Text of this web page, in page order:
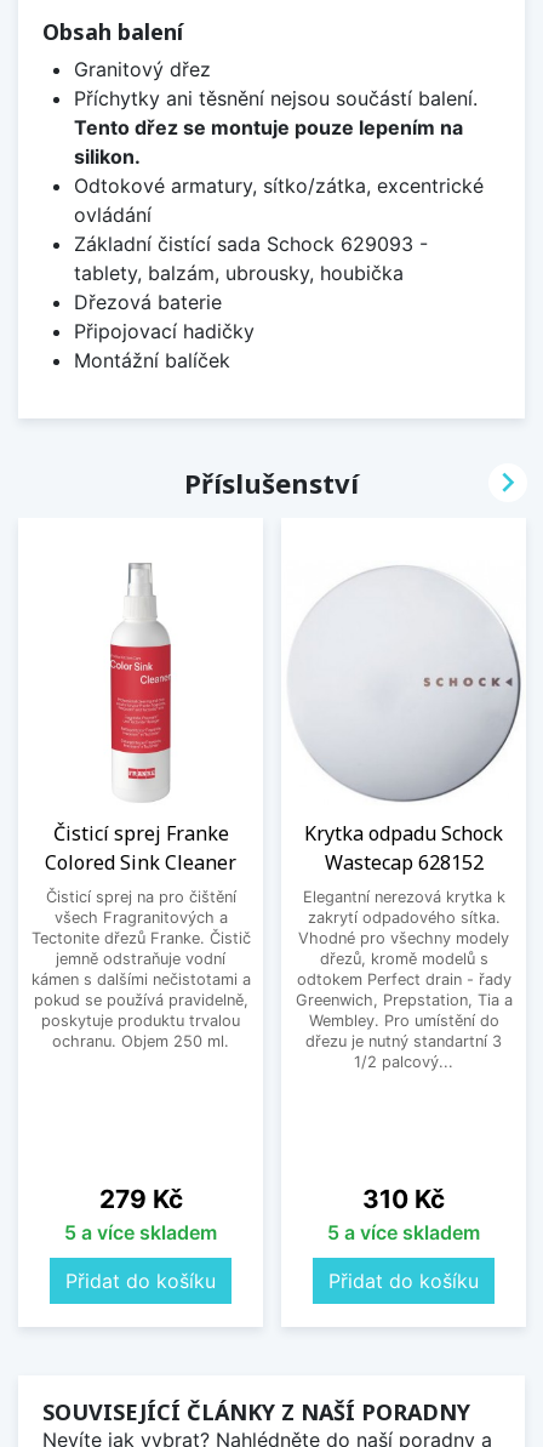
Obsah balení
Granitový dřez
Příchytky ani těsnění nejsou součástí balení.
Tento dřez se montuje pouze lepením na
silikon.
Odtokové armatury, sítko/zátka, excentrické
ovládání
Základní čistící sada Schock 629093 -
tablety, balzám, ubrousky, houbička
Dřezová baterie
Připojovací hadičky
Montážní balíček
Příslušenství
Čisticí sprej Franke
Colored Sink Cleaner
Čisticí sprej na pro čištění
všech Fragranitových a
Tectonite dřezů Franke. Čistič
jemně odstraňuje vodní
kámen s dalšími nečistotami a
pokud se používá pravidelně,
poskytuje produktu trvalou
ochranu. Objem 250 ml.
Cena
279 Kč
5 a více skladem
Přidat do košíku
Krytka odpadu Schock
Wastecap 628152
Elegantní nerezová krytka k
zakrytí odpadového sítka.
Vhodné pro všechny modely
dřezů, kromě modelů s
odtokem Perfect drain - řady
Greenwich, Prepstation, Tia a
Wembley. Pro umístění do
dřezu je nutný standartní 3
1/2 palcový...
Cena
310 Kč
5 a více skladem
Přidat do košíku

SOUVISEJÍCÍ ČLÁNKY Z NAŠÍ PORADNY
Nevíte jak vybrat? Nahlédněte do naší poradny a